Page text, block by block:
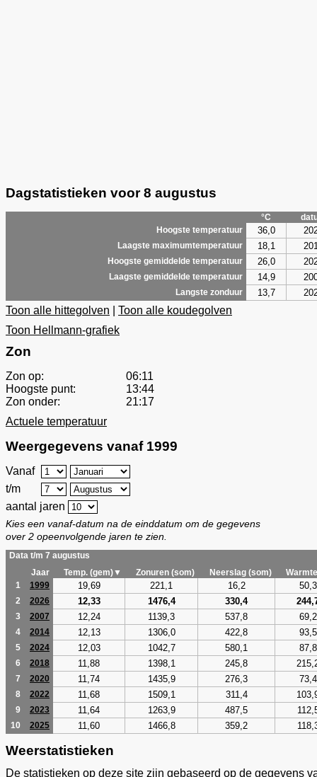
Dagstatistieken voor 8 augustus
°C
Hoogste temperatuur
36,0
Laagste maximumtemperatuur 18,1
Hoogste gemiddelde temperatuur 26,0
Laagste gemiddelde temperatuur 14,9
Langste zonduur 13,7
Toon alle hittegolven
Toon alle koudegolven
Toon Hellmann-grafiek
Zon
Zon op:
06:11
Hoogste punt:
13:44
Zon onder:
21:17
Actuele temperatuur
Weergegevens vanaf 1999
Vanaf
t/m
aantal jaren
Kies een vanaf-datum na de einddatum om de gegevens
over 2 opeenvolgende jaren te zien.
Data t/m 7 augustus
Jaar
Temp. (gem)▼ Zonuren (som) Neerslag (som)
1
1999 19,69 221,1 16,2 50,3
2 2026 12,33 1476,4 330,4
3 2007 12,24 1139,3 537,8 69,2
4 2014 12,13 1306,0 422,8 93,5
5 2024 12,03 1042,7 580,1 87,8
6 2018 11,88 1398,1 245,8
7 2020 11,74 1435,9 276,3 73,4
8 2022 11,68 1509,1 311,4
9 2023 11,64 1263,9 487,5
10 2025 11,60 1466,8 359,2
Weerstatistieken
De statistieken op deze site zijn gebaseerd op de gegevens